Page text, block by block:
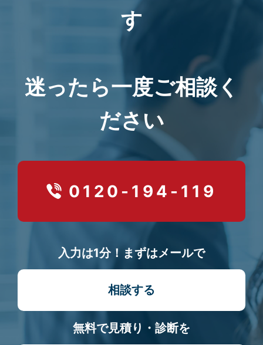
す
迷ったら一度ご相談く
ださい
0120-194-119
入力は1分！まずはメールで
相談する
無料で見積り・診断を